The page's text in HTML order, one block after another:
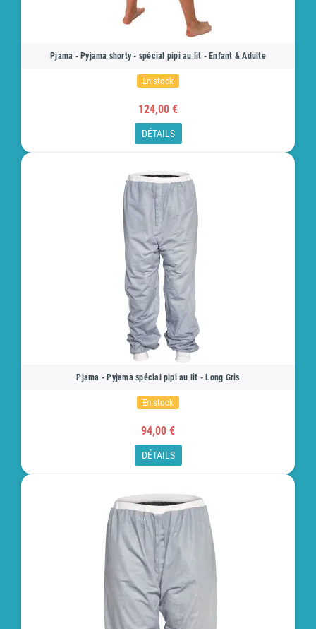
Pjama - Pyjama shorty - spécial pipi au lit - Enfant & Adulte
En stock
124,00 €
DÉTAILS
Pjama - Pyjama spécial pipi au lit - Long Gris
En stock
94,00 €
DÉTAILS